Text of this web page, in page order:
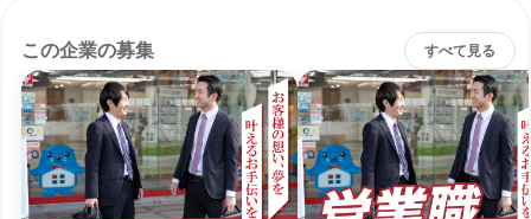
この企業の募集 すべて見る